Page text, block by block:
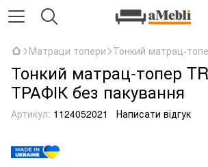
Матраци топери Тонкий матрац-
Тонкий матрац-топер
ТРАФІК без пакування
Артикул: 1124052021 Написати відгук